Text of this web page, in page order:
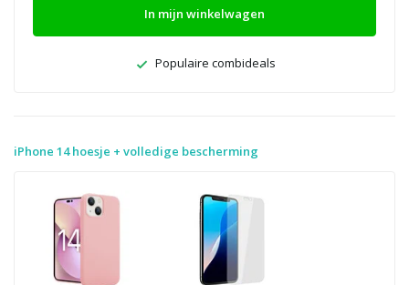
In mijn winkelwagen
Populaire combideals
iPhone 14 hoesje + volledige bescherming